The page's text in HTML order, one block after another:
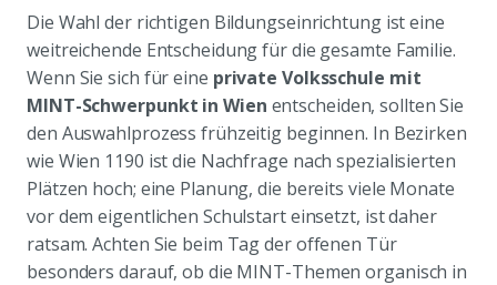
Die Wahl der richtigen Bildungseinrichtung ist eine
weitreichende Entscheidung für die gesamte Familie.
Wenn Sie sich für eine private Volksschule mit
MINT-Schwerpunkt in Wien entscheiden, sollten Sie
den Auswahlprozess frühzeitig beginnen. In Bezirken
wie Wien 1190 ist die Nachfrage nach spezialisierten
Plätzen hoch; eine Planung, die bereits viele Monate
vor dem eigentlichen Schulstart einsetzt, ist daher
ratsam. Achten Sie beim Tag der offenen Tür
besonders darauf, ob die MINT-Themen organisch in